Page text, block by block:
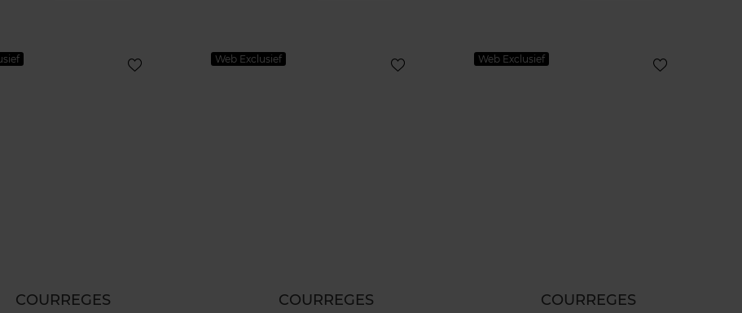
COURREGES
Web Exclusief
COURREGES
Web Exclusief
COURREGES